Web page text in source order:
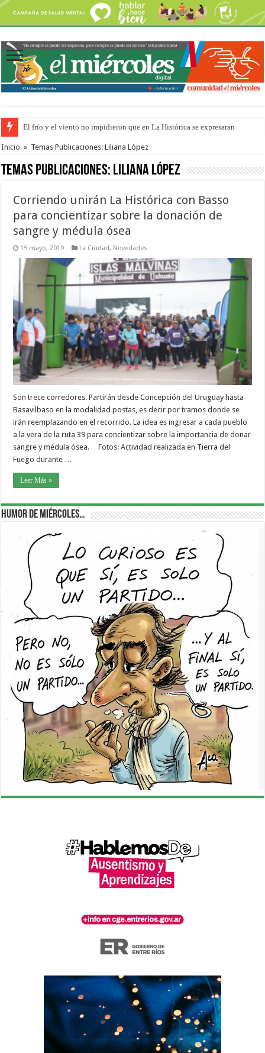
El frío y el viento no impidieron que en La Histórica se expresaran
OSER: Frigerio aseguró que mejoraron el servicio, redujeron el déficit en
Inicio » Temas Publicaciones: Liliana López
Temas Publicaciones: Liliana López
Corriendo unirán La Histórica con Basso
para concientizar sobre la donación de
sangre y médula ósea
15 mayo, 2019 La Ciudad, Novedades
Son trece corredores. Partirán desde Concepción del Uruguay hasta
Basavilbaso en la modalidad postas, es decir por tramos donde se
irán reemplazando en el recorrido. La idea es ingresar a cada pueblo
a la vera de la ruta 39 para concientizar sobre la importancia de donar
sangre y médula ósea. Fotos: Actividad realizada en Tierra del
Fuego durante …
Leer Más »
Humor de Miércoles…